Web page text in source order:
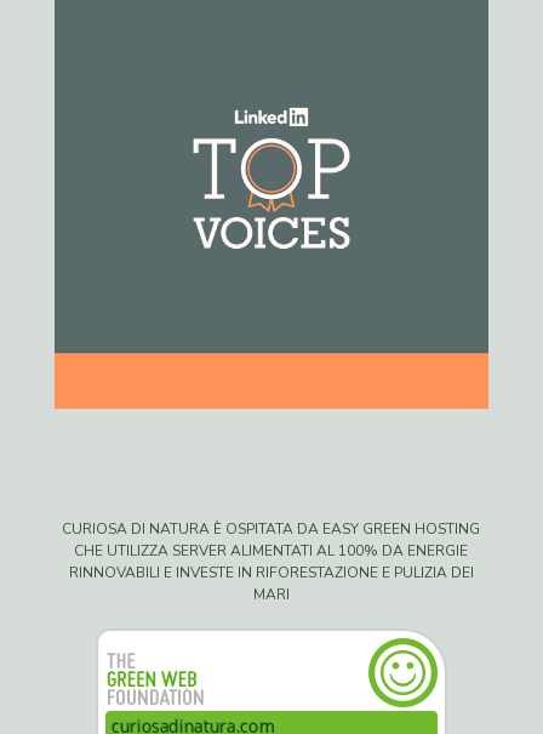
CURIOSA DI NATURA È OSPITATA DA EASY GREEN HOSTING
CHE UTILIZZA SERVER ALIMENTATI AL 100% DA ENERGIE
RINNOVABILI E INVESTE IN RIFORESTAZIONE E PULIZIA DEI
MARI